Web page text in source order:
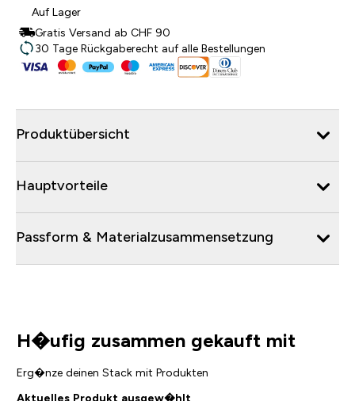
Auf Lager
Gratis Versand ab CHF 90
30 Tage Rückgaberecht auf alle Bestellungen
Produktübersicht
Hauptvorteile
Passform & Materialzusammensetzung
H�ufig zusammen gekauft mit
Erg�nze deinen Stack mit Produkten
Aktuelles Produkt ausgew�hlt